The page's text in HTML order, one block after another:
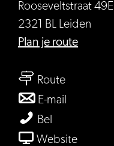
Rooseveltstraat 49E
2321 BL Leiden
Plan je routenaar
Routenaar
Intro
boulderen
E-mail
avond
Bel
avond
Websitevan